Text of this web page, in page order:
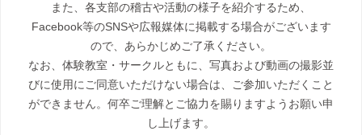
また、各支部の稽古や活動の様子を紹介するため、
Facebook等のSNSや広報媒体に掲載する場合がございます
ので、あらかじめご了承ください。
なお、体験教室・サークルともに、写真および動画の撮影並
びに使用にご同意いただけない場合は、ご参加いただくこと
ができません。何卒ご理解とご協力を賜りますようお願い申
し上げます。